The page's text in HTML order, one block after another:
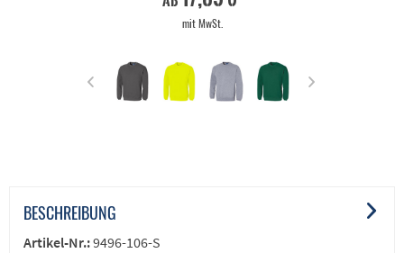
mit MwSt.
BESCHREIBUNG
Artikel-Nr.:9496-106-S